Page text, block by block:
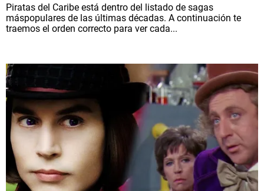
Piratas del Caribe está dentro del listado de sagas
máspopulares de las últimas décadas. A continuación te
traemos el orden correcto para ver cada...